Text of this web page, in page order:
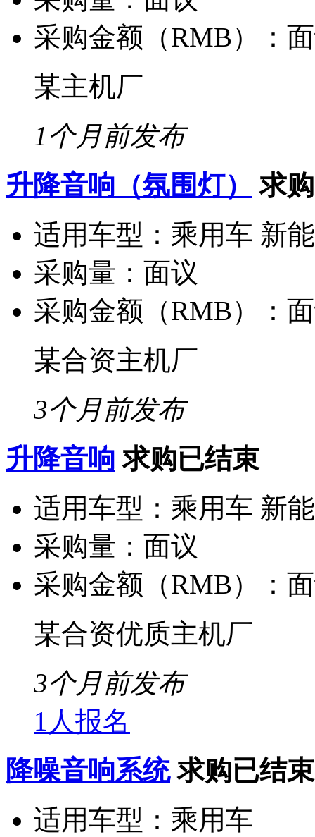
采购金额（RMB）：
某主机厂
1个月前发布
升降音响（氛围灯）
求
适用车型： 乘用车 新
采购量： 面议
采购金额（RMB）：
某合资主机厂
3个月前发布
升降音响 求购已结束
适用车型： 乘用车 新
采购量： 面议
采购金额（RMB）：
某合资优质主机厂
3个月前发布
1人报名
降噪音响系统 求购已结束
适用车型： 乘用车